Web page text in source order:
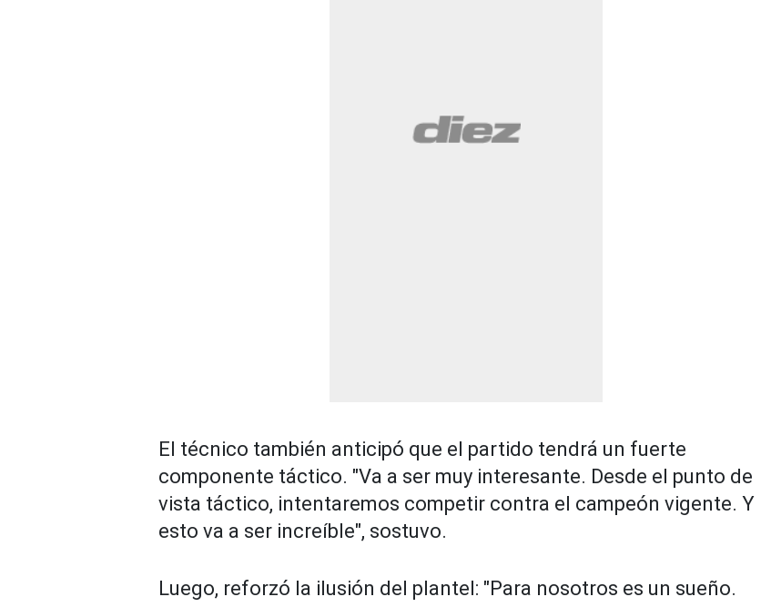
El técnico también anticipó que el partido tendrá un fuerte
componente táctico. "Va a ser muy interesante. Desde el punto de
vista táctico, intentaremos competir contra el campeón vigente. Y
esto va a ser increíble", sostuvo.
Luego, reforzó la ilusión del plantel: "Para nosotros es un sueño.